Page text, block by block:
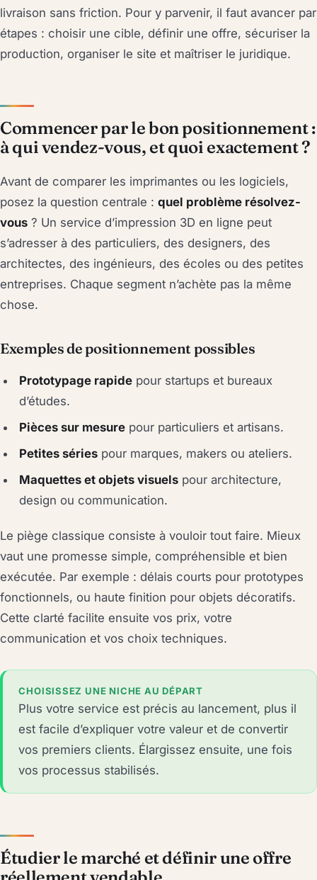
livraison sans friction. Pour y parvenir, il faut avancer par
étapes : choisir une cible, définir une offre, sécuriser la
production, organiser le site et maîtriser le juridique.
Commencer par le bon positionnement :
à qui vendez-vous, et quoi exactement ?
Avant de comparer les imprimantes ou les logiciels,
posez la question centrale : quel problème résolvez-
vous ? Un service d’impression 3D en ligne peut
s’adresser à des particuliers, des designers, des
architectes, des ingénieurs, des écoles ou des petites
entreprises. Chaque segment n’achète pas la même
chose.
Exemples de positionnement possibles
Prototypage rapide pour startups et bureaux
d’études.
Pièces sur mesure pour particuliers et artisans.
Petites séries pour marques, makers ou ateliers.
Maquettes et objets visuels pour architecture,
design ou communication.
Le piège classique consiste à vouloir tout faire. Mieux
vaut une promesse simple, compréhensible et bien
exécutée. Par exemple : délais courts pour prototypes
fonctionnels, ou haute finition pour objets décoratifs.
Cette clarté facilite ensuite vos prix, votre
communication et vos choix techniques.
CHOISISSEZ UNE NICHE AU DÉPART
Plus votre service est précis au lancement, plus il
est facile d’expliquer votre valeur et de convertir
vos premiers clients. Élargissez ensuite, une fois
vos processus stabilisés.
Étudier le marché et définir une offre